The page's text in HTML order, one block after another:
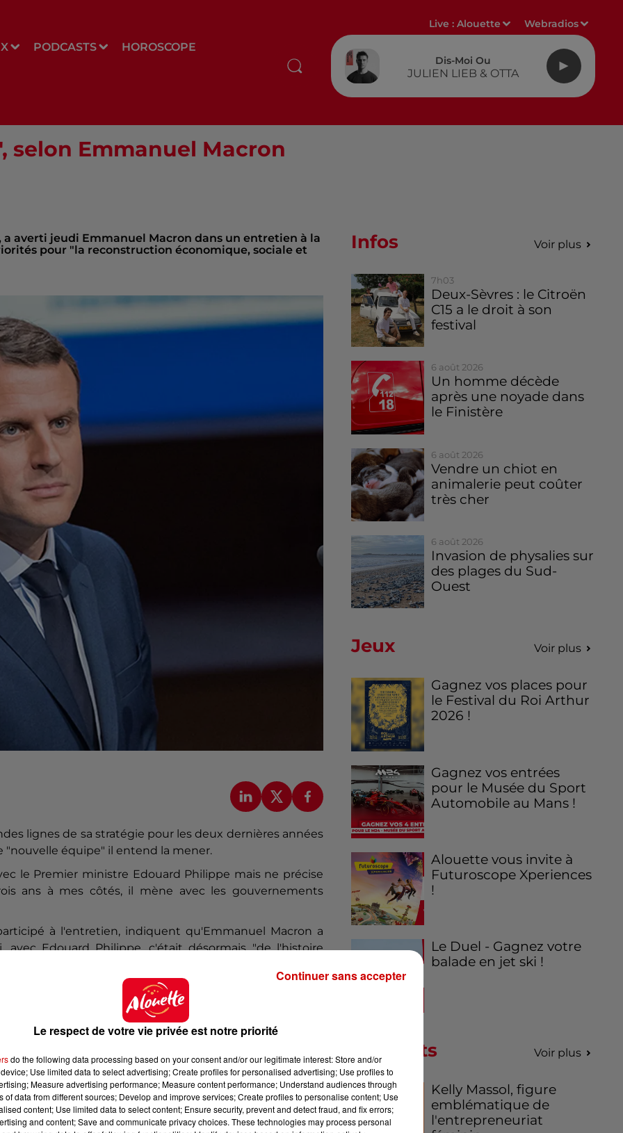
PODCASTS HOROSCOPE
Live :Alouette Webradios
Dis-Moi Ou
JULIEN LIEB & OTTA
selon Emmanuel Macron
averti jeudi Emmanuel Macron dans un entretien à la
pour "la reconstruction économique, sociale et
lignes de sa stratégie pour les deux dernières années
"nouvelle équipe" il entend la mener.
le Premier ministre Edouard Philippe mais ne précise
ans à mes côtés, il mène avec les gouvernements
à l'entretien, indiquent qu'Emmanuel Macron a
Edouard Philippe, c'était désormais "de l'histoire
la version diffusée par d'autres quotidiens.
ministériel dans les prochains jours: "il y aura une
talents" et "des personnalités venues d'horizons
partie du quinquennat "commence par le Ségur
âge, puis sur l'accompagnement de notre jeunesse,
Infos Voir plus
7h03
Deux-Sèvres : le Citroën
C15 a le droit à son
festival
6 août 2026
Un homme décède
après une noyade dans
le Finistère
6 août 2026
Vendre un chiot en
animalerie peut coûter
très cher
6 août 2026
Invasion de physalies sur
des plages du Sud-
Ouest
Jeux Voir plus
Gagnez vos places pour
le Festival du Roi Arthur
2026 !
Gagnez vos entrées
pour le Musée du Sport
Automobile au Mans !
Alouette vous invite à
Futuroscope Xperiences
!
Le Duel - Gagnez votre
balade en jet ski !
Podcasts Voir plus
Kelly Massol, figure
emblématique de
l'entrepreneuriat
Le respect de votre vie privée est notre priorité
do the following data processing based on your consent and/or our legitimate interest: Store and/or
Use limited data to select advertising; Create profiles for personalised advertising; Use profiles to
Measure advertising performance; Measure content performance; Understand audiences through
of data from different sources; Develop and improve services; Create profiles to personalise content; Use
content; Use limited data to select content; Ensure security, prevent and detect fraud, and fix errors;
and content; Save and communicate privacy choices. These technologies may process personal
Continuer sans accepter